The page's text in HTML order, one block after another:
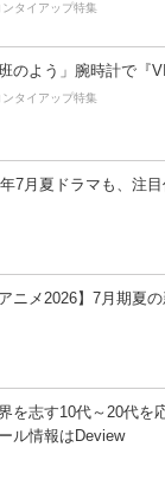
ンタイアップ特集
班のよう」腕時計で『
ンタイアップ特集
7月夏ドラマも、注
アニメ2026】7月期夏
を志す10代～20代を
ル情報はDeview